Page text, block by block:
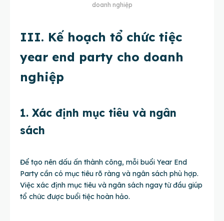
doanh nghiệp
III. Kế hoạch tổ chức tiệc
year end party cho doanh
nghiệp
1. Xác định mục tiêu và ngân
sách
Để tạo nên dấu ấn thành công, mỗi buổi Year End
Party cần có mục tiêu rõ ràng và ngân sách phù hợp.
Việc xác định mục tiêu và ngân sách ngay từ đầu giúp
tổ chức được buổi tiệc hoàn hảo.